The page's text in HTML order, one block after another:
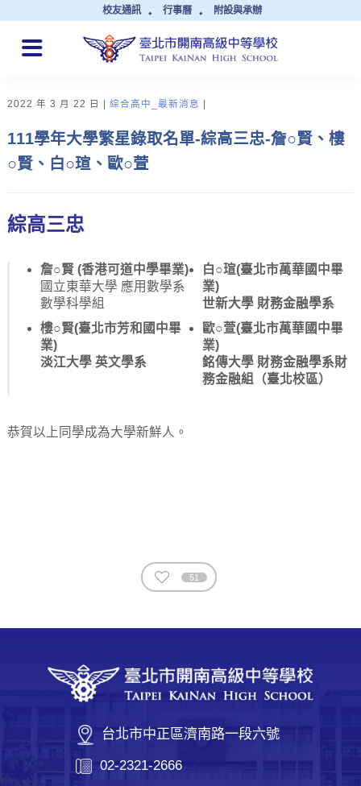
校友通訊 行事曆 附設與承辦
QUICK LINKS
2022 年 3 月 22 日 綜合高中_最新消息
111學年大學繁星錄取名單-綜高三忠-詹○賢、樓
○賢、白○瑄、歐○萱
綜高三忠
詹○賢 (香港可道中學畢業)
國立東華大學 應用數學系
數學科學組
樓○賢(臺北市芳和國中畢
業)
淡江大學 英文學系
白○瑄(臺北市萬華國中畢
業)
世新大學 財務金融學系
歐○萱(臺北市萬華國中畢
業)
銘傳大學 財務金融學系財
務金融組（臺北校區）
恭賀以上同學成為大學新鮮人。
51
台北市中正區濟南路一段六號
02-2321-2666